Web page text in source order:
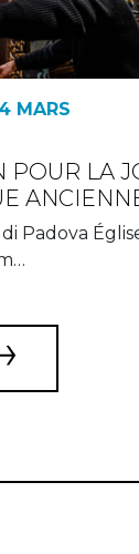
MARS
POUR LA
Padova